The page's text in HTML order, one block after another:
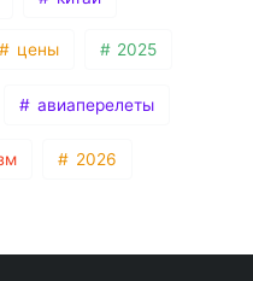
цены 2025
авиаперелеты
2026